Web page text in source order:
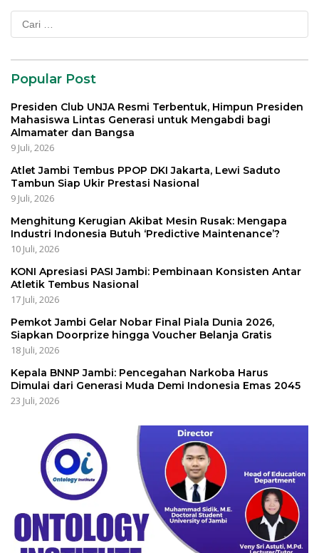
Cari
untuk:
Popular Post
Presiden Club UNJA Resmi Terbentuk, Himpun Presiden
Mahasiswa Lintas Generasi untuk Mengabdi bagi
Almamater dan Bangsa
9 Juli, 2026
Atlet Jambi Tembus PPOP DKI Jakarta, Lewi Saduto
Tambun Siap Ukir Prestasi Nasional
9 Juli, 2026
Menghitung Kerugian Akibat Mesin Rusak: Mengapa
Industri Indonesia Butuh ‘Predictive Maintenance’?
10 Juli, 2026
KONI Apresiasi PASI Jambi: Pembinaan Konsisten Antar
Atletik Tembus Nasional
17 Juli, 2026
Pemkot Jambi Gelar Nobar Final Piala Dunia 2026,
Siapkan Doorprize hingga Voucher Belanja Gratis
18 Juli, 2026
Kepala BNNP Jambi: Pencegahan Narkoba Harus
Dimulai dari Generasi Muda Demi Indonesia Emas 2045
23 Juli, 2026